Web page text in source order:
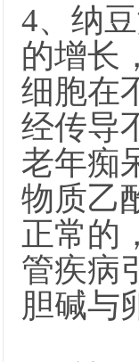
4、纳
的增长
细胞在
经传导
老年痴
物质乙
正常的
管疾病
胆碱与